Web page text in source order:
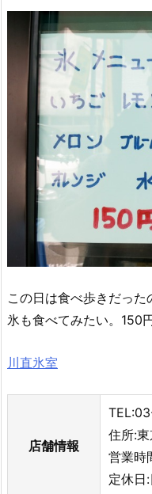
この日は食べ歩きだっ
氷も食べてみたい。150
川直氷室
店舗情報
住所:
営業時
定休日